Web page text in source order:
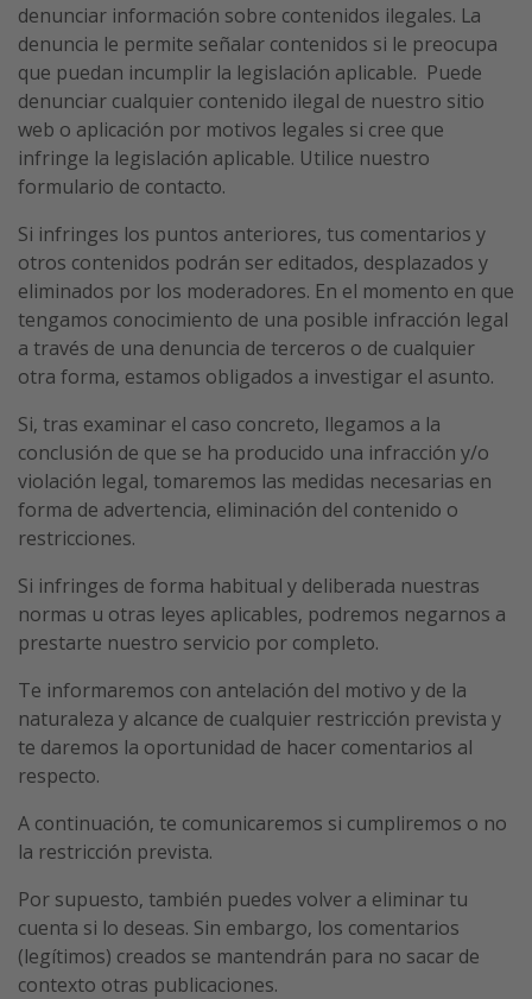
denunciar información sobre contenidos ilegales. La
denuncia le permite señalar contenidos si le preocupa
que puedan incumplir la legislación aplicable. Puede
denunciar cualquier contenido ilegal de nuestro sitio
web o aplicación por motivos legales si cree que
infringe la legislación aplicable. Utilice nuestro
formulario de contacto.
Si infringes los puntos anteriores, tus comentarios y
otros contenidos podrán ser editados, desplazados y
eliminados por los moderadores. En el momento en que
tengamos conocimiento de una posible infracción legal
a través de una denuncia de terceros o de cualquier
otra forma, estamos obligados a investigar el asunto.
Si, tras examinar el caso concreto, llegamos a la
conclusión de que se ha producido una infracción y/o
violación legal, tomaremos las medidas necesarias en
forma de advertencia, eliminación del contenido o
restricciones.
Si infringes de forma habitual y deliberada nuestras
normas u otras leyes aplicables, podremos negarnos a
prestarte nuestro servicio por completo.
Te informaremos con antelación del motivo y de la
naturaleza y alcance de cualquier restricción prevista y
te daremos la oportunidad de hacer comentarios al
respecto.
A continuación, te comunicaremos si cumpliremos o no
la restricción prevista.
Por supuesto, también puedes volver a eliminar tu
cuenta si lo deseas. Sin embargo, los comentarios
(legítimos) creados se mantendrán para no sacar de
contexto otras publicaciones.